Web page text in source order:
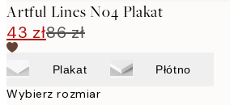
Artful Lines No4 Plakat
43 zł86 zł
Plakat Płótno
Wybierz rozmiar